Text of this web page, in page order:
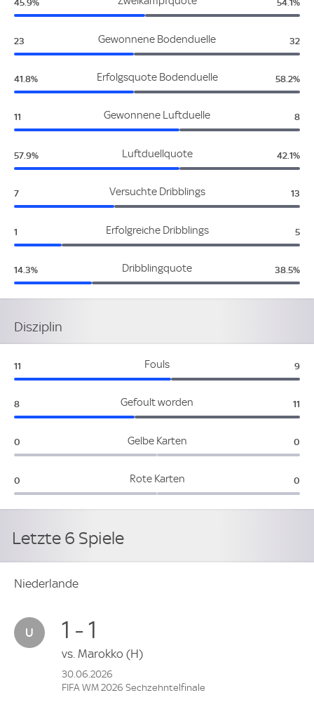
Gewonnene Bodenduelle
Niederlande:
23 32
Erfolgsquote Bodenduelle
Niederlande:
41.8% 58.2%
Gewonnene Luftduelle
Niederlande:
11 8
Luftduellquote
Niederlande:
57.9% 42.1%
Versuchte Dribblings
Niederlande:
7 13
Erfolgreiche Dribblings
Niederlande:
1 5
Dribblingquote
Niederlande:
14.3% 38.5%
Disziplin
Fouls
Niederlande:
11 9
Gefoult worden
Niederlande:
8 11
Gelbe Karten
Niederlande:
0 0
Rote Karten
Niederlande:
0 0
Letzte 6 Spiele
Niederlande
1 - 1
vs. Marokko (H)
30.06.2026
FIFA WM 2026 Sechzehntelfinale